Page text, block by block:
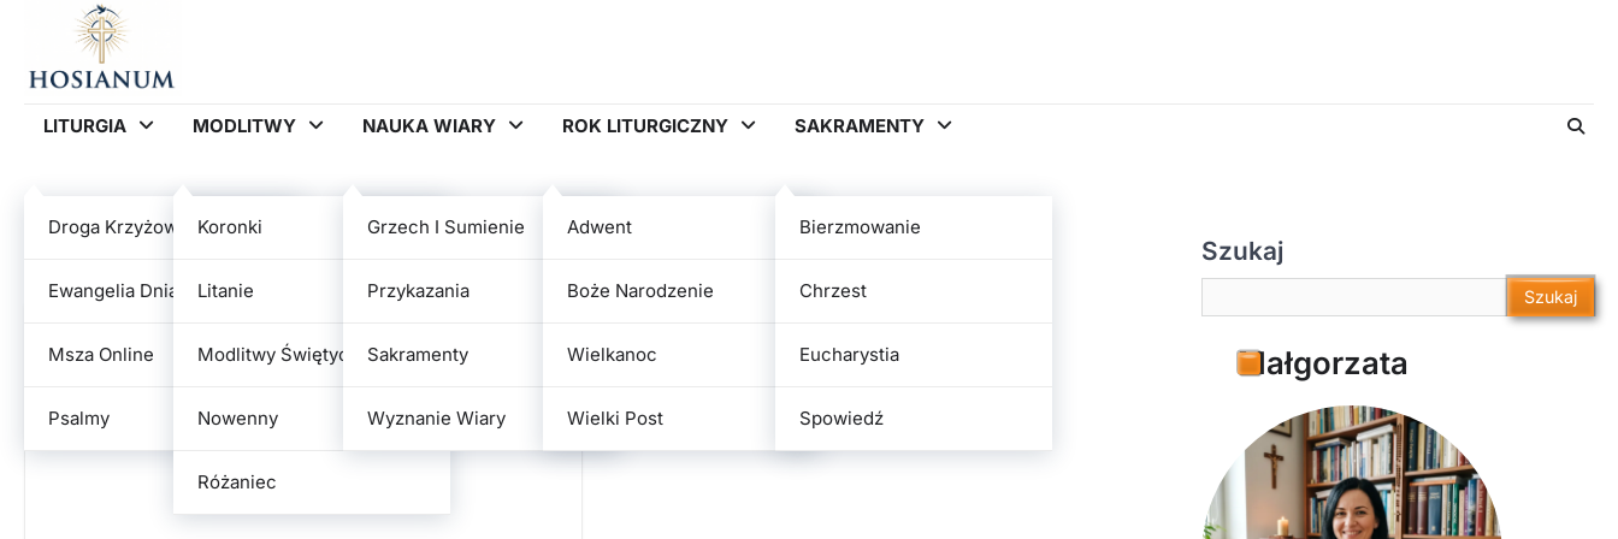
content
LITURGIA
Droga Krzyżowa
Ewangelia Dnia
Msza Online
Psalmy
MODLITWY
Koronki
Litanie
Modlitwy Świętych
Nowenny
Różaniec
NAUKA WIARY
Grzech I Sumienie
Przykazania
Sakramenty
Wyznanie Wiary
ROK LITURGICZNY
Adwent
Boże Narodzenie
Wielkanoc
Wielki Post
SAKRAMENTY
Bierzmowanie
Chrzest
Eucharystia
Spowiedź
Dzień:2026-06-17 Szukaj
Szukaj
Małgorzata